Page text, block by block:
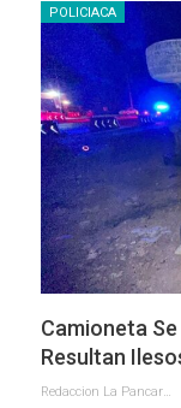
POLICIACA
Camioneta
Resultan
Redaccion La Pancarta De Quintana Roo